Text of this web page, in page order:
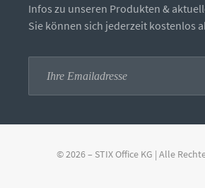
Infos zu unseren Produkten &
Sie können sich jederzeit kostenlos
© 2026 – STIX Office KG | Alle